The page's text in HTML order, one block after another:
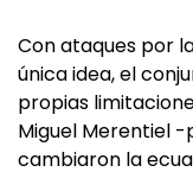
Con ataques por
única idea, el
propias
Miguel Merentiel -
cambiaron la